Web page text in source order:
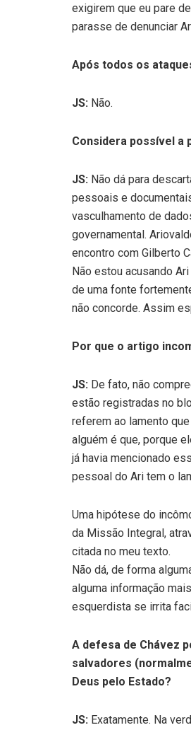
exigirem que eu pare
parasse de denunciar
Após todos os
JS: Não.
Considera possível a
JS: Não dá para
pessoais e
vasculhamento de
governamental.
encontro com Gilberto
Não estou acusando
de uma fonte
não concorde. Assim
Por que o artigo
JS: De fato, não
estão registradas no
referem ao lamento
alguém é que, porque
já havia mencionado
pessoal do Ari tem o
Uma hipótese do
da Missão Integral,
citada no meu texto.
Não dá, de forma
alguma informação
esquerdista se irrita
A defesa de Chávez
salvadores
Deus pelo Estado?
JS: Exatamente. Na